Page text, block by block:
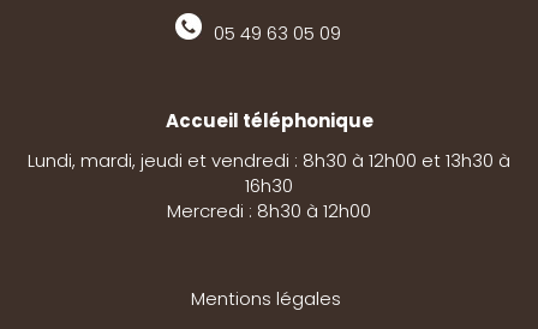
05 49 63 05 09
Accueil téléphonique
Lundi, mardi, jeudi et vendredi : 8h30 à 12h00 et 13h30 à
16h30
Mercredi : 8h30 à 12h00
Mentions légales